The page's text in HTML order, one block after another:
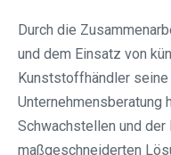
Durch die
und dem Einsatz von
Kunststoffhändler
Schwachstellen und der
maßgeschneiderten